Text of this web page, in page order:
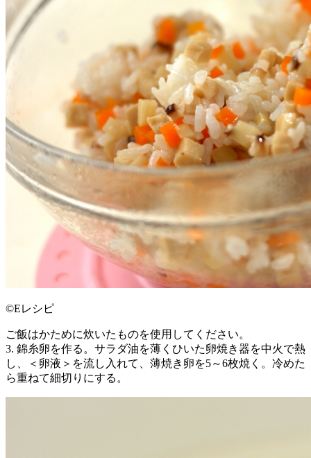
©Eレシピ
ご飯はかために炊いたものを使用してください。
3. 錦糸卵を作る。サラダ油を薄くひいた卵焼き器を中火で熱
し、＜卵液＞を流し入れて、薄焼き卵を5～6枚焼く。冷めた
ら重ねて細切りにする。